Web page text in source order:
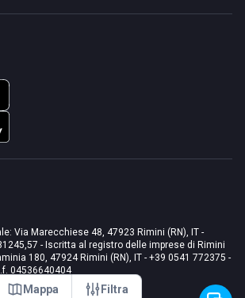
Mappa Filtra
Via Marecchiese 48, 47923 Rimini (RN), IT -
- Iscritta al registro delle imprese di Rimini
180, 47924 Rimini (RN), IT - +39 0541 772375 -
04536640404